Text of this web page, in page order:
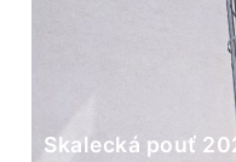
Skalecká pouť